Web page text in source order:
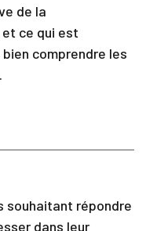
de la
ce qui est
comprendre les
souhaitant répondre
dans leur